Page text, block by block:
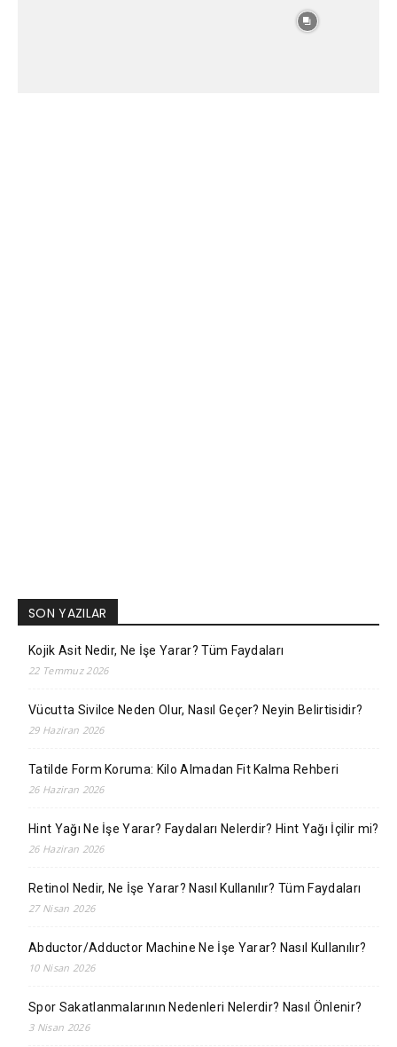
SON YAZILAR
Kojik Asit Nedir, Ne İşe Yarar? Tüm Faydaları
22 Temmuz 2026
Vücutta Sivilce Neden Olur, Nasıl Geçer? Neyin Belirtisidir?
29 Haziran 2026
Tatilde Form Koruma: Kilo Almadan Fit Kalma Rehberi
26 Haziran 2026
Hint Yağı Ne İşe Yarar? Faydaları Nelerdir? Hint Yağı İçilir mi?
26 Haziran 2026
Retinol Nedir, Ne İşe Yarar? Nasıl Kullanılır? Tüm Faydaları
27 Nisan 2026
Abductor/Adductor Machine Ne İşe Yarar? Nasıl Kullanılır?
10 Nisan 2026
Spor Sakatlanmalarının Nedenleri Nelerdir? Nasıl Önlenir?
3 Nisan 2026